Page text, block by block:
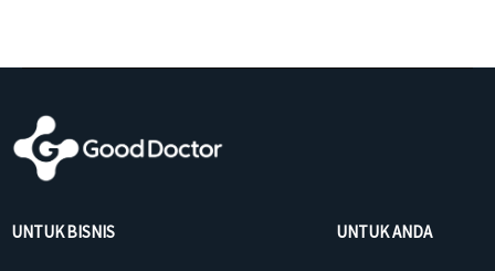
UNTUK BISNIS UNTUK ANDA